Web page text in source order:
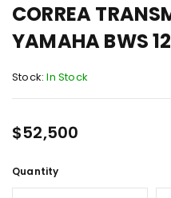
CORREA
YAMAHA BWS
Stock: In Stock
$52,500
Quantity